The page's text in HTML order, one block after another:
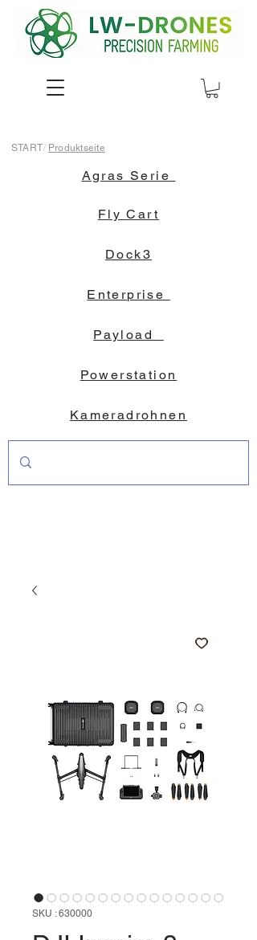
START/ Produktseite
Agras Serie
Fly Cart
Dock3
Enterprise
Payload
Powerstation
Kameradrohnen
SKU : 630000